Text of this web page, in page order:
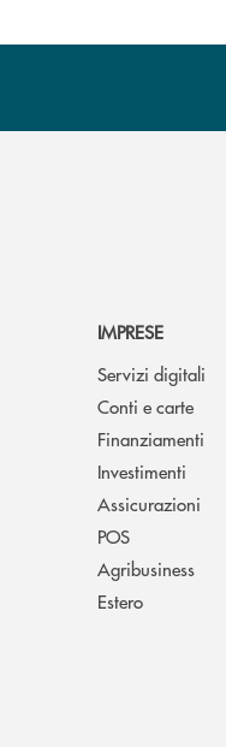
IMPRESE
Servizi digitali
Conti e carte
Finanziamenti
Investimenti
Assicurazioni
POS
Agribusiness
Estero